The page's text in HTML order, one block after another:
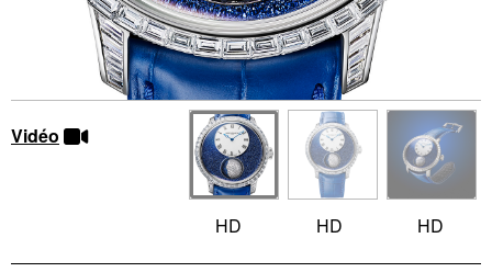
Vidéo
HD HD HD